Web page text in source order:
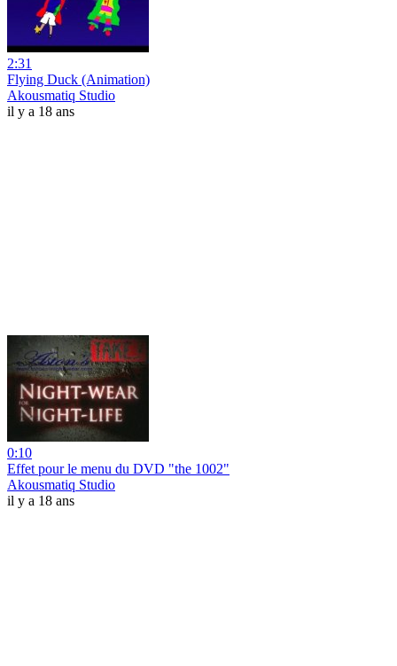
2:31
Flying Duck (Animation)
Akousmatiq Studio
il y a 18 ans
0:10
Effet pour le menu du DVD "the 1002"
Akousmatiq Studio
il y a 18 ans